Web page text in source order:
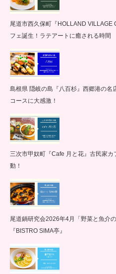
尾道市西久保町『HOLLAND VILLAGE
フェ誕生！ラテアートに癒される時間
島根県 隠岐の島『八百杉』西郷港の名
コースに大感激！
三次市甲奴町『Cafe 月と花』古民家
動！
尾道鍋研究会2026年4月「野菜と魚介
『BISTRO SIMA亭』